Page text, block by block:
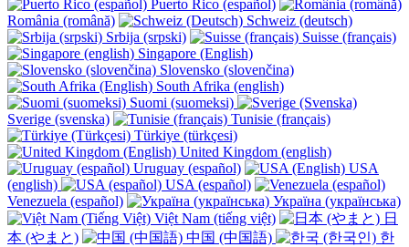
Puerto Rico (español)
România (română)
Schweiz (deutsch)
Srbija (srpski)
Suisse (français)
Singapore (English)
Slovensko (slovenčina)
South Afrika (english)
Suomi (suomeksi)
Sverige (svenska)
Tunisie (français)
Türkiye (türkçesi)
United Kingdom (english)
Uruguay (español)
USA
(english)
USA (español)
Venezuela (español)
Україна (українська)
Việt Nam (tiếng việt)
日
本 (やまと)
中国 (中国語)
한